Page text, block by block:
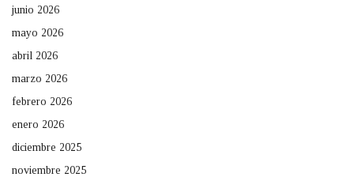
junio 2026
mayo 2026
abril 2026
marzo 2026
febrero 2026
enero 2026
diciembre 2025
noviembre 2025